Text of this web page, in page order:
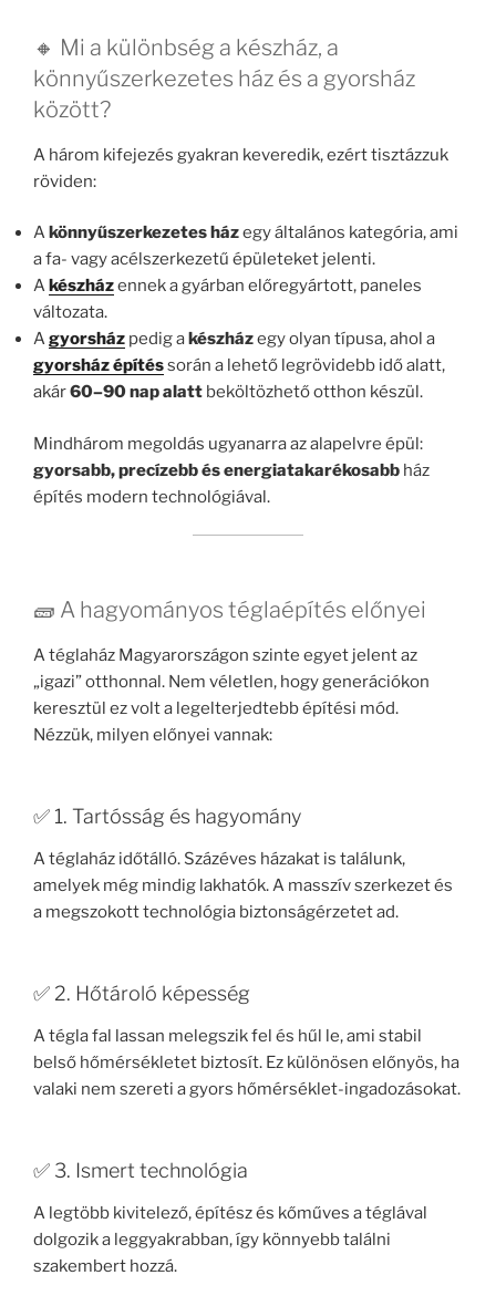
🔸 Mi a különbség a készház, a
könnyűszerkezetes ház és a gyorsház
között?
A három kifejezés gyakran keveredik, ezért tisztázzuk
röviden:
A könnyűszerkezetes házegy általános kategória, ami
a fa- vagy acélszerkezetű épületeket jelenti.
A készházennek a gyárban előregyártott, paneles
változata.
Agyorsház pedig a készházegy olyan típusa, ahol a
gyorsház építéssorán a lehető legrövidebb idő alatt,
akár60–90 nap alatt beköltözhető otthon készül.
Mindhárom megoldás ugyanarra az alapelvre épül:
gyorsabb, precízebb és energiatakarékosabb ház
építés modern technológiával.
🧱 A hagyományos téglaépítés előnyei
A téglaház Magyarországon szinte egyet jelent az
„igazi” otthonnal. Nem véletlen, hogy generációkon
keresztül ez volt a legelterjedtebb építési mód.
Nézzük, milyen előnyei vannak:
✅ 1. Tartósság és hagyomány
A téglaház időtálló. Százéves házakat is találunk,
amelyek még mindig lakhatók. A masszív szerkezet és
a megszokott technológia biztonságérzetet ad.
✅ 2. Hőtároló képesség
A tégla fal lassan melegszik fel és hűl le, ami stabil
belső hőmérsékletet biztosít. Ez különösen előnyös, ha
valaki nem szereti a gyors hőmérséklet-ingadozásokat.
✅ 3. Ismert technológia
A legtöbb kivitelező, építész és kőműves a téglával
dolgozik a leggyakrabban, így könnyebb találni
szakembert hozzá.